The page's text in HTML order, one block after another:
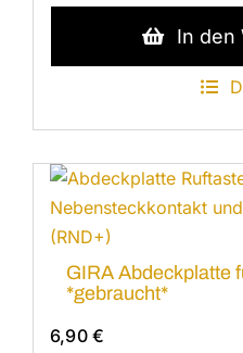
In den
GIRA Abdeckplatte
*gebraucht*
6,90€